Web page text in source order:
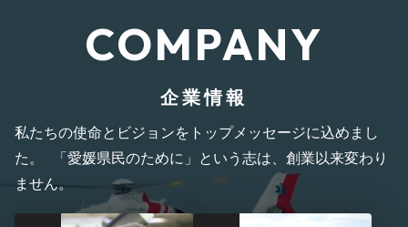
COMPANY
企業情報
私たちの使命とビジョンをトップメッセージに込めまし
た。
「愛媛県民のために」という志は、創業以来変わり
ません。